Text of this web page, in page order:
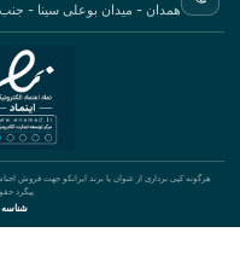
همدان - میدان بوعلی سینا -
هرگونه کپی برداری از عنوان یا برند ایرانکو جهت فروش
پیگرد
شناسه ملی